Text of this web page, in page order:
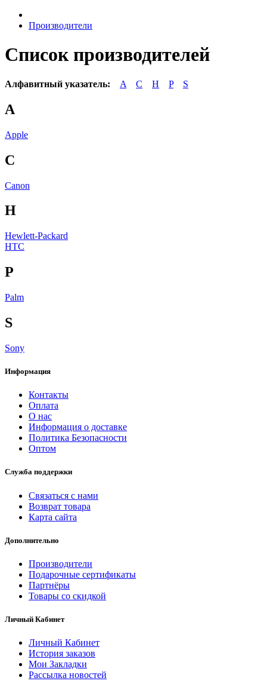
Производители
Список производителей
Алфавитный указатель: A C H P S
A
Apple
C
Canon
H
Hewlett-Packard
HTC
P
Palm
S
Sony
Информация
Контакты
Оплата
О нас
Информация о доставке
Политика Безопасности
Оптом
Служба поддержки
Связаться с нами
Возврат товара
Карта сайта
Дополнительно
Производители
Подарочные сертификаты
Партнёры
Товары со скидкой
Личный Кабинет
Личный Кабинет
История заказов
Мои Закладки
Рассылка новостей